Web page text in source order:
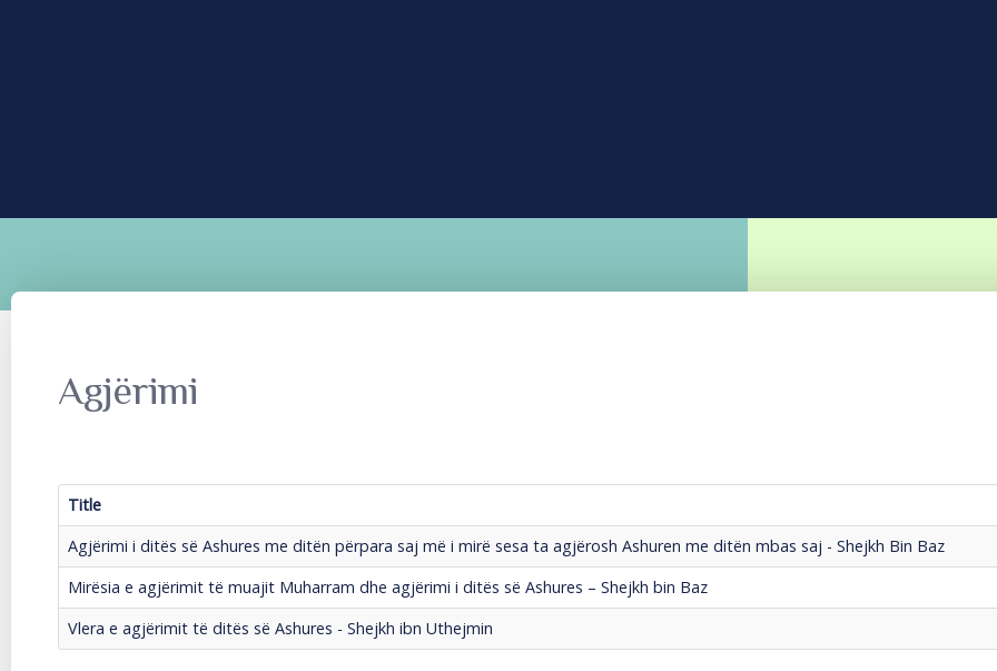
Agjërimi
Title
Agjërimi i ditës së Ashures me ditën përpara saj më i mirë sesa ta agjërosh Ashuren me ditën mbas saj - Shejkh Bin Baz
Mirësia e agjërimit të muajit Muharram dhe agjërimi i ditës së Ashures – Shejkh bin Baz
Vlera e agjërimit të ditës së Ashures - Shejkh ibn Uthejmin